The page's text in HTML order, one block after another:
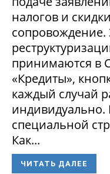
налогов и
сопровождение.
принимаются в
«Кредиты»,
каждый случай
специальной
Как...
ЧИТАТЬ ДАЛЕЕ